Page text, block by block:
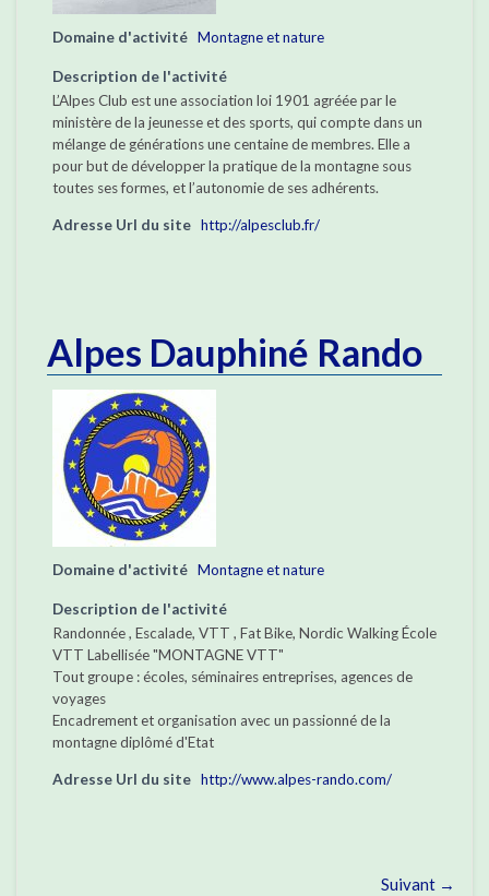
Domaine d'activité Montagne et nature
Description de l'activité
L’Alpes Club est une association loi 1901 agréée par le
ministère de la jeunesse et des sports, qui compte dans un
mélange de générations une centaine de membres. Elle a
pour but de développer la pratique de la montagne sous
toutes ses formes, et l’autonomie de ses adhérents.
Adresse Url du site http://alpesclub.fr/
Alpes Dauphiné Rando
Domaine d'activité Montagne et nature
Description de l'activité
Randonnée , Escalade, VTT , Fat Bike, Nordic Walking École
VTT Labellisée "MONTAGNE VTT"
Tout groupe : écoles, séminaires entreprises, agences de
voyages
Encadrement et organisation avec un passionné de la
montagne diplômé d'Etat
Adresse Url du site http://www.alpes-rando.com/
Suivant →